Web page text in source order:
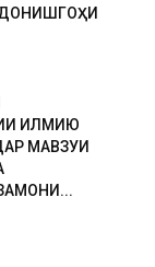
ИЛМИЮ
МАВЗУИ